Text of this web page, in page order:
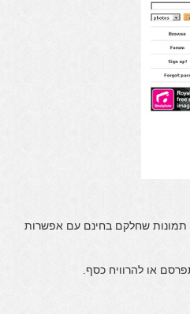
גדול נוסף שבו תוכלו למצוא יותר מלמעלה 9 מיליון תמונות שחלקם בחינם עם אפשרות
או להרוויח כסף.